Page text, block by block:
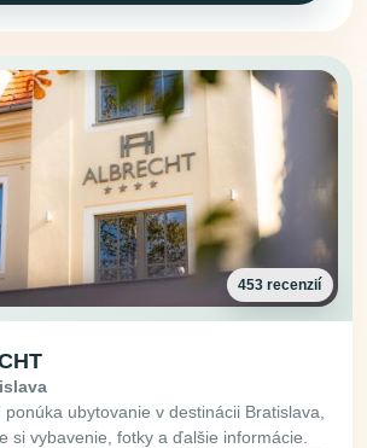
453 recenzií
ponúka ubytovanie v destinácii Bratislava,
si vybavenie, fotky a ďalšie informácie.